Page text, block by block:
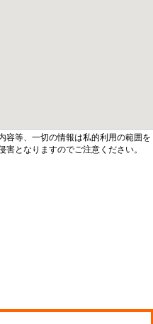
容等、一切の情報は私的利用の範囲を
となりますのでご注意ください。